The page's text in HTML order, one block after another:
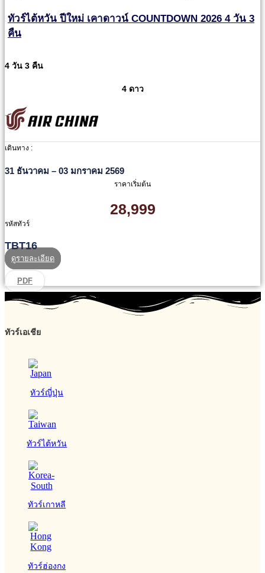
ทัวร์ไต้หวัน ปีใหม่ เคาดาวน์ COUNTDOWN 2026 4 วัน 3
คืน
4 วัน 3 คืน
4 ดาว
เดินทาง :
31 ธันวาคม – 03 มกราคม 2569
ราคาเริ่มต้น
28,999
รหัสทัวร์
TBT16
ดูรายละเอียด
PDF
ทัวร์เอเชีย
ทัวร์ญี่ปุ่น
ทัวร์ไต้หวัน
ทัวร์เกาหลี
ทัวร์ฮ่องกง